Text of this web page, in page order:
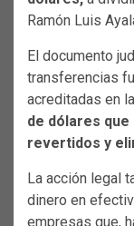
Ramón Luis
El documento
transferencias
acreditadas en
de dólares
revertidos y
La acción legal
dinero en
empresas que,